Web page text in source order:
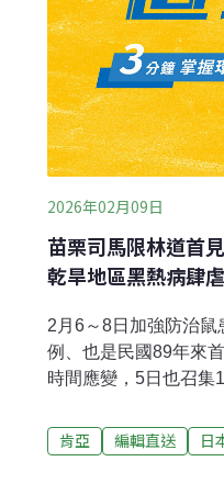
2026年02月09日
苗栗司馬限林道首
乾旱地區黑熱病肆虐
2月6～8日加強防治
例、也是民國89年來
時間應變，5日也召集
住在台北市大安區的
發病約8天後於13日死
肯亞 編輯直送 日